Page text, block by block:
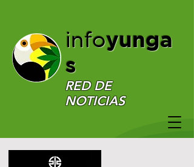
infoyunga
s
RED DE
NOTICIAS